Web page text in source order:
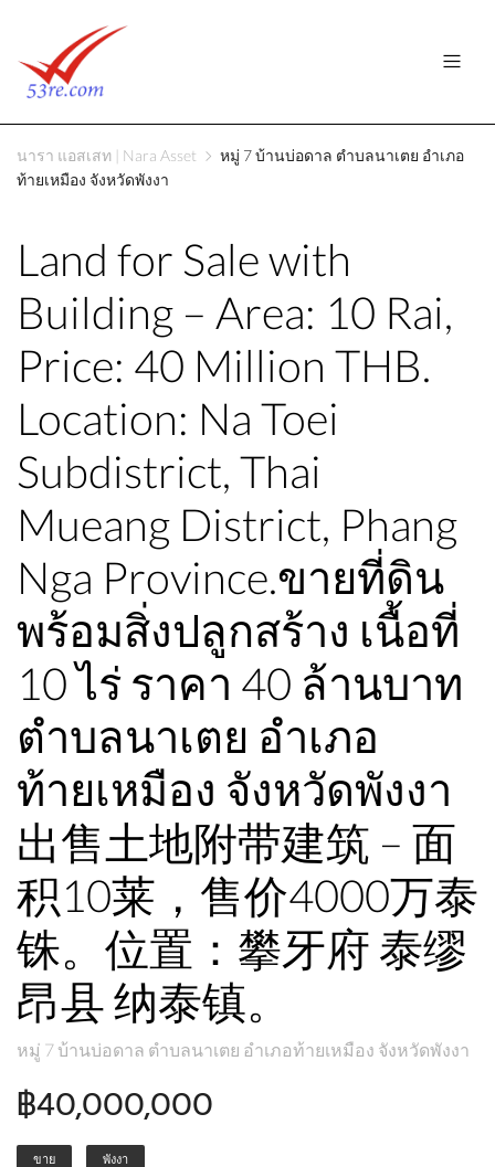
นารา แอสเสท | Nara Asset
หมู่ 7 บ้านบ่อดาล ตำบลนาเตย อำเภอ
ท้ายเหมือง จังหวัดพังงา
Land for Sale with
Building – Area: 10 Rai,
Price: 40 Million THB.
Location: Na Toei
Subdistrict, Thai
Mueang District, Phang
Nga Province.ขายที่ดิน
พร้อมสิ่งปลูกสร้าง เนื้อที่
10 ไร่ ราคา 40 ล้านบาท
ตำบลนาเตย อำเภอ
ท้ายเหมือง จังหวัดพังงา
出售土地附带建筑 – 面
积10莱，售价4000万泰
铢。位置：攀牙府 泰缪
昂县 纳泰镇。
หมู่ 7 บ้านบ่อดาล ตำบลนาเตย อำเภอท้ายเหมือง จังหวัดพังงา
฿40,000,000
ขาย พังงา